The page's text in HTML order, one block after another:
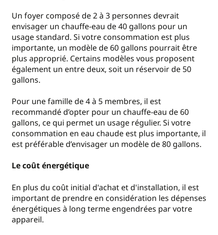
Un foyer composé de 2 à 3 personnes devrait
envisager un chauffe-eau de 40 gallons pour un
usage standard. Si votre consommation est plus
importante, un modèle de 60 gallons pourrait être
plus approprié. Certains modèles vous proposent
également un entre deux, soit un réservoir de 50
gallons.
Pour une famille de 4 à 5 membres, il est
recommandé d’opter pour un chauffe-eau de 60
gallons, ce qui permet un usage régulier. Si votre
consommation en eau chaude est plus importante, il
est préférable d’envisager un modèle de 80 gallons.
Le coût énergétique
En plus du coût initial d'achat et d'installation, il est
important de prendre en considération les dépenses
énergétiques à long terme engendrées par votre
appareil.